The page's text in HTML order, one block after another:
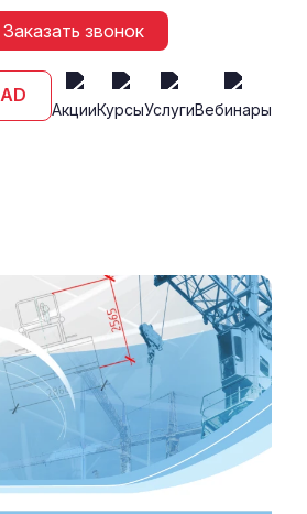
Заказать звонок
АкцииКурсыУслугиВебинары